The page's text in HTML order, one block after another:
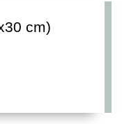
cm)